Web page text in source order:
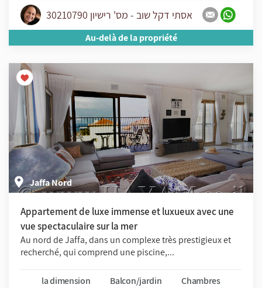
אסתי דקל שוב - מס' רישיון 30210790
Au-delà de la propriété
Jaffa Nord
Appartement de luxe immense et luxueux avec une
vue spectaculaire sur la mer
Au nord de Jaffa, dans un complexe très prestigieux et
recherché, qui comprend une piscine,...
la dimension
Balcon/jardin
Chambres